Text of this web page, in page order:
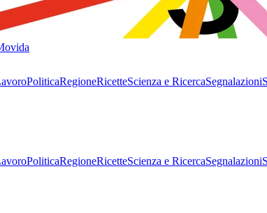
PoliticaRegioneRicetteScienza e RicercaSegnalazioni
PoliticaRegioneRicetteScienza e RicercaSegnalazioni